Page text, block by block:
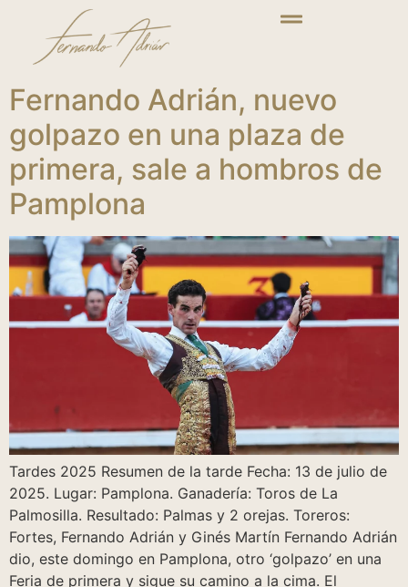
Fernando Adrián, nuevo
golpazo en una plaza de
primera, sale a hombros de
Pamplona
Tardes 2025 Resumen de la tarde Fecha: 13 de julio de
2025. Lugar: Pamplona. Ganadería: Toros de La
Palmosilla. Resultado: Palmas y 2 orejas. Toreros:
Fortes, Fernando Adrián y Ginés Martín Fernando Adrián
dio, este domingo en Pamplona, otro ‘golpazo’ en una
Feria de primera y sigue su camino a la cima. El